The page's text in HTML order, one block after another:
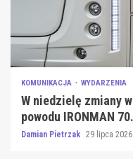
KOMUNIKACJA WYDARZENIA
W niedzielę zmiany
powodu IRONMAN
Damian Pietrzak 29 lipca 2026